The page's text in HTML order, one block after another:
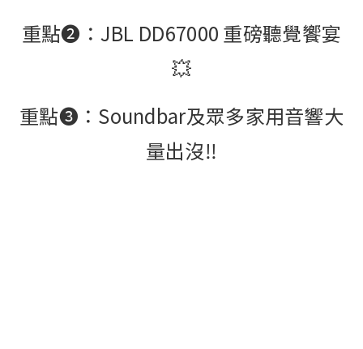
重點➋：JBL DD67000 重磅聽覺饗宴
💥
重點➌：Soundbar及眾多家用音響大
量出沒‼️